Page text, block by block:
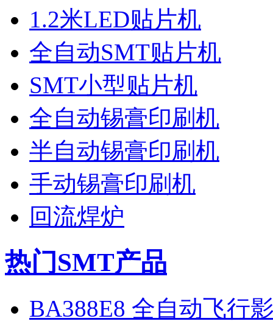
1.2米LED贴片机
全自动SMT贴片机
SMT小型贴片机
全自动锡膏印刷机
半自动锡膏印刷机
手动锡膏印刷机
回流焊炉
热门SMT产品
BA388E8 全自动飞行